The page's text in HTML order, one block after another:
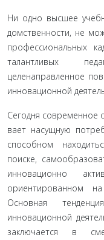
Ни одно высшее
домственности, не
про­фессиональных
талантливых
целенаправленное
инновационной
Сегодня
вает насущную
спо­собном
поиске,
инновационно
ориентированном
Основная
инновационной
заключается в